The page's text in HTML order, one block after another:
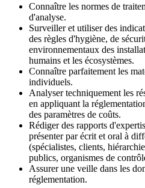
Connaître les normes de
d'analyse.
Surveiller et utiliser des
des règles d'hygiène, de
environnementaux des
humains et les écosystèmes.
Connaître parfaitement les
individuels.
Analyser techniquement les
en appliquant la
des paramètres de coûts.
Rédiger des rapports
présenter par écrit et oral à
(spécialistes, clients,
publics, organismes de
Assurer une veille dans les
réglementation.